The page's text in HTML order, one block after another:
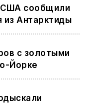
США сообщили
из Антарктиды
с золотыми
Йорке